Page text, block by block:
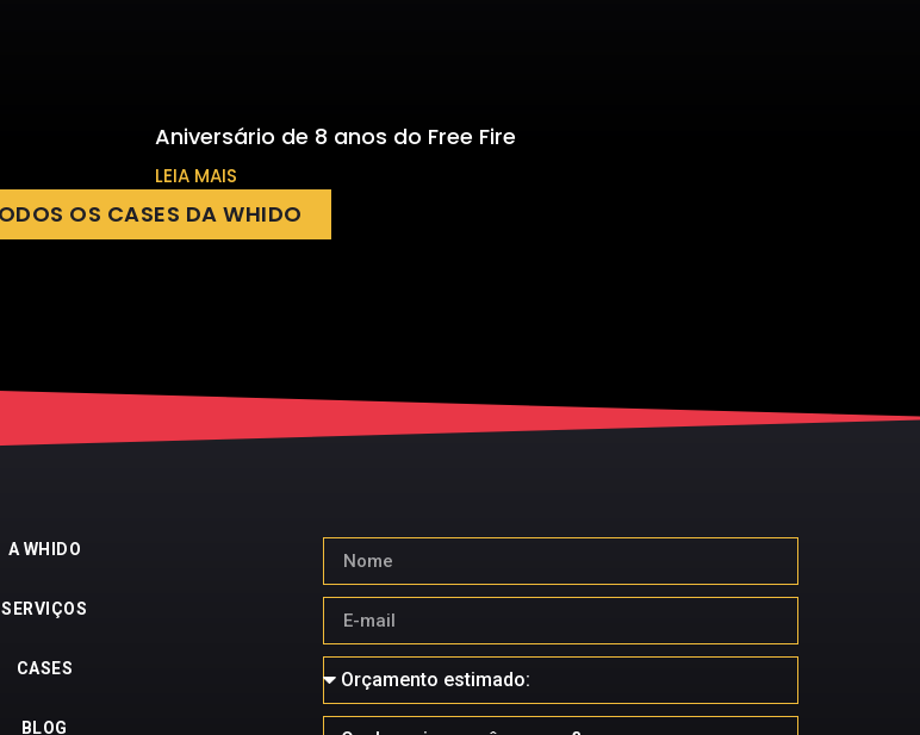
Aniversário de 8 anos do Free Fire
LEIA MAIS
OS CASES DA WHIDO
A WHIDO
SERVIÇOS
CASES
BLOG